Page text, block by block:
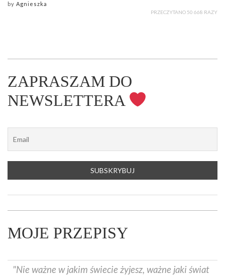
by Agnieszka
PRZECZYTANO 50 668 RAZY
ZAPRASZAM DO
NEWSLETTERA
MOJE PRZEPISY
"Nie ważne w jakim świecie żyjesz, ważne jaki świat